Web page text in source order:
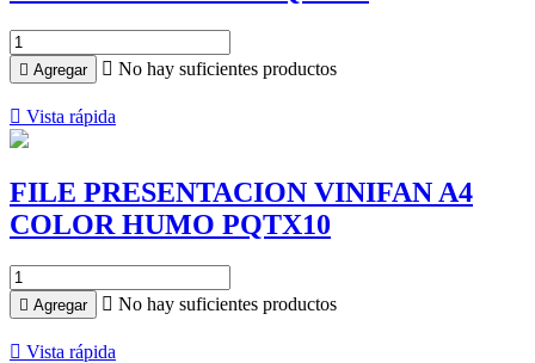
 Agregar  No hay suficientes productos
 Vista rápida
FILE PRESENTACION VINIFAN A4
COLOR HUMO PQTX10
 Agregar  No hay suficientes productos
 Vista rápida